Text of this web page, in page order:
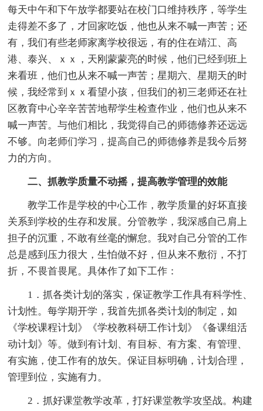
每天中午和下午放学都要站在校门口维持秩序，等学生
走得差不多了，才回家吃饭，他也从来不喊一声苦；还
有，我们有些老师家离学校很远，有的住在靖江、高
港、泰兴、ｘｘ，天刚蒙蒙亮的时候，他们已经到班上
来看班，他们也从来不喊一声苦；星期六、星期天的时
候，我经常到ｘｘ看望小孩，但我们的初三老师还在社
区教育中心辛辛苦苦地帮学生检查作业，他们也从来不
喊一声苦。与他们相比，我觉得自己的师德修养还远远
不够。向老师们学习，提高自己的师德修养是我今后努
力的方向。
二、抓教学质量不动摇，提高教学管理的效能
教学工作是学校的中心工作，教学质量的好坏直接
关系到学校的生存和发展。分管教学，我深感自己肩上
担子的沉重，不敢有丝毫的懈怠。我对自己分管的工作
总是感到压力很大，生怕做不好，但从来不敷衍，不打
折，不畏首畏尾。具体作了如下工作：
1．抓各类计划的落实，保证教学工作具有科学性、
计划性。每学期开学，我首先抓各类计划的制定，如
《学校课程计划》《学校教科研工作计划》《备课组活
动计划》等。做到有计划、有目标、有方案、有管理、
有实施，使工作有的放矢。保证目标明确，计划合理，
管理到位，实施有力。
2．抓好课堂教学改革，打好课堂教学攻坚战。构建